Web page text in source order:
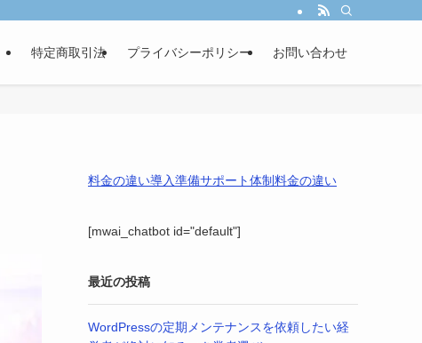
あなたの事業成長を戦略的パートナーとして伴走サポートします。
特定商取引法 プライバシーポリシー お問い合わせ
料金の違い導入準備サポート体制料金の違い
[mwai_chatbot id="default"]
最近の投稿
WordPressの定期メンテナンスを依頼したい経